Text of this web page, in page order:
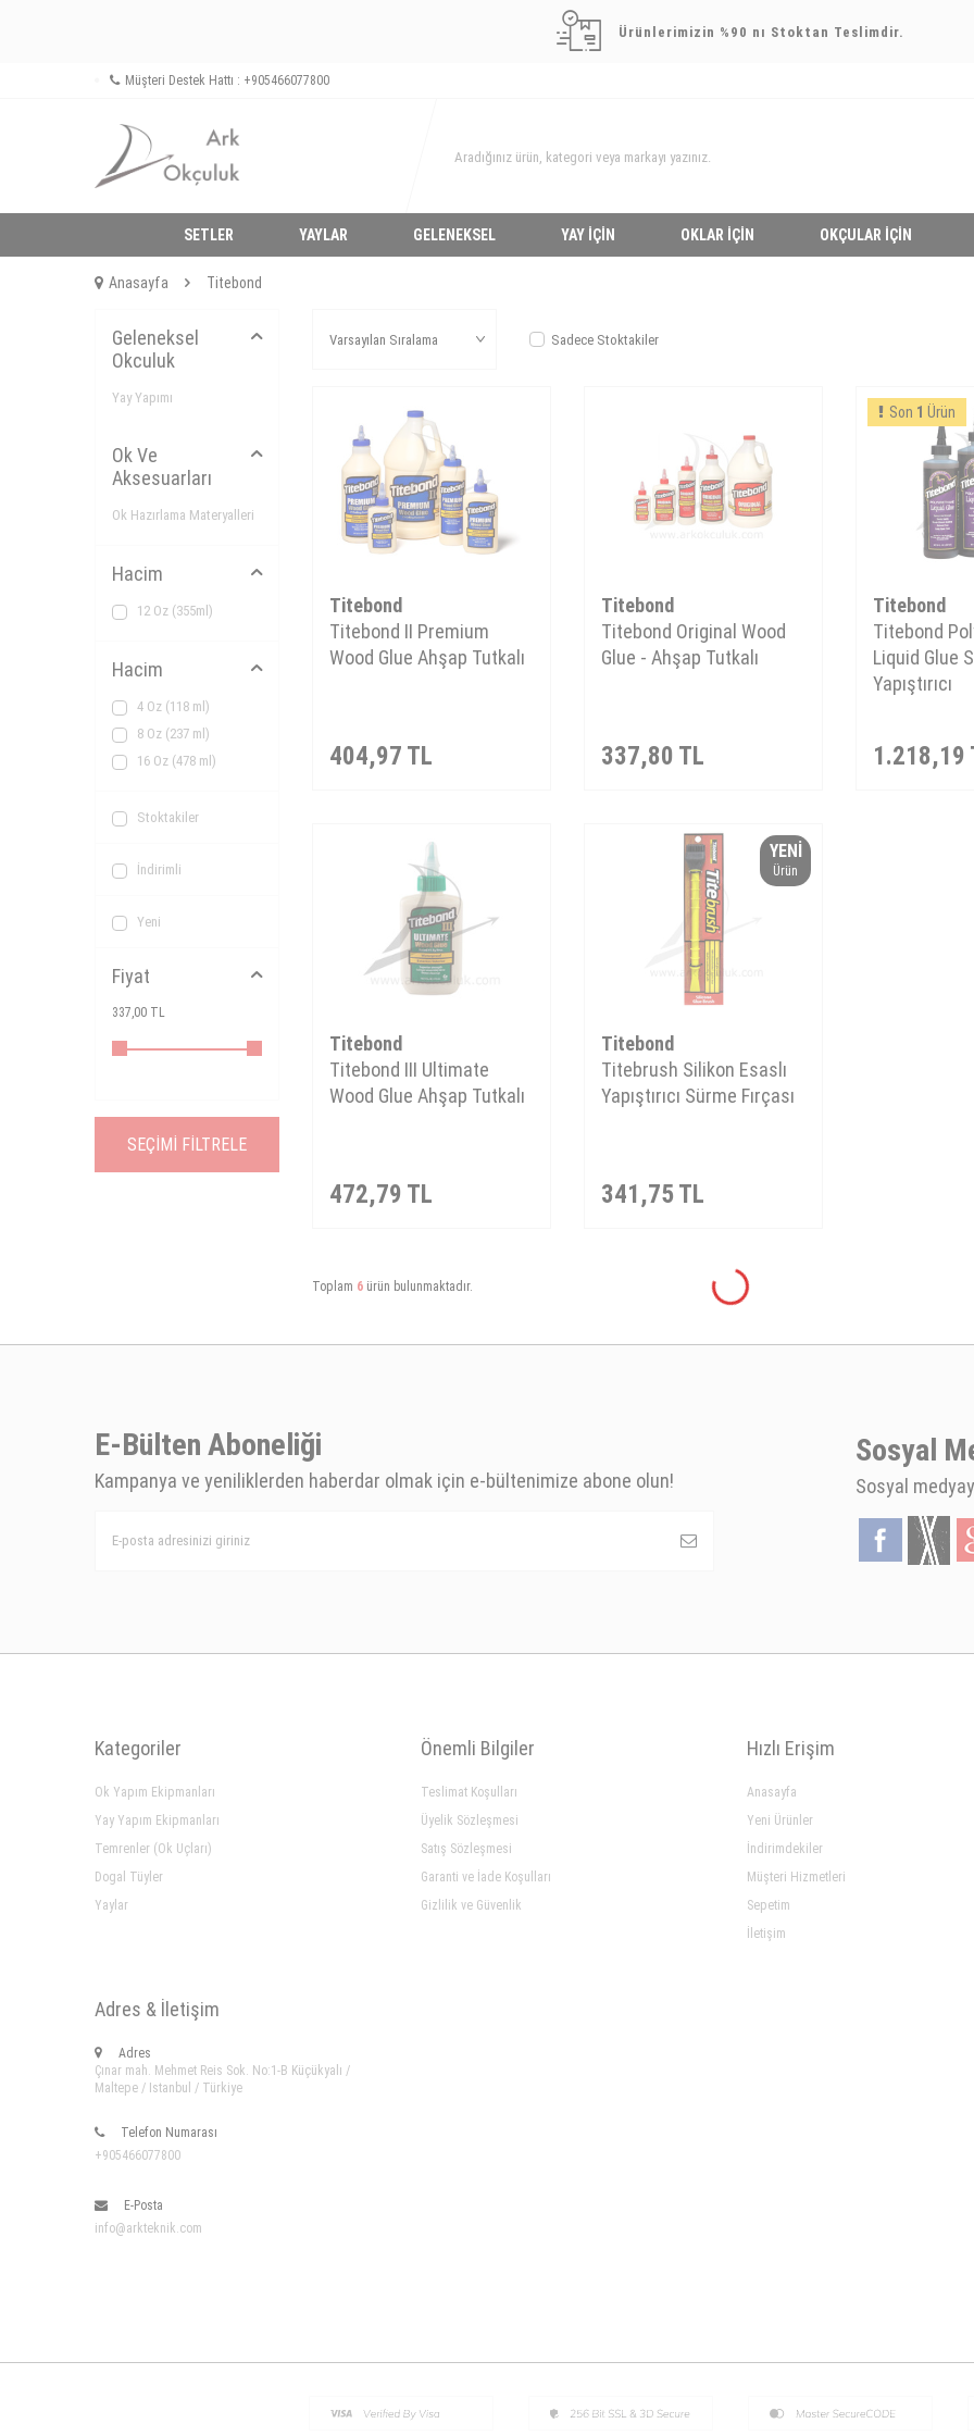
Ürünlerimizin %90 nı Stoktan Teslimdir.
Müşteri Destek Hattı : +905466077800
SETLER YAYLAR GELENEKSEL YAY İÇIN OKLAR İÇIN OKÇULAR İÇIN
Anasayfa Titebond
Geleneksel
Okculuk
Yay Yapımı
Ok Ve
Aksesuarları
Ok Hazırlama Materyalleri
Hacim
12 Oz (355ml)
Hacim
4 Oz (118 ml)
8 Oz (237 ml)
16 Oz (478 ml)
Stoktakiler
İndirimli
Yeni
Fiyat
337,00 TL
SEÇIMI FILTRELE
Sadece Stoktakiler
Titebond
Titebond II Premium
Wood Glue Ahşap Tutkalı
404,97 TL
Titebond
Titebond Original Wood
Glue - Ahşap Tutkalı
337,80 TL
Son 1 Ürün
Titebond
Titebond
Liquid Glue
Yapıştırıcı
1.218,19
Titebond
Titebond III Ultimate
Wood Glue Ahşap Tutkalı
472,79 TL
YENI
Ürün
Titebond
Titebrush Silikon Esaslı
Yapıştırıcı Sürme Fırçası
341,75 TL
Toplam 6 ürün bulunmaktadır.
E-Bülten Aboneliği
Kampanya ve yeniliklerden haberdar olmak için e-bültenimize abone olun!
Sosyal
Sosyal
Kategoriler
Ok Yapım Ekipmanları
Yay Yapım Ekipmanları
Temrenler (Ok Uçları)
Dogal Tüyler
Yaylar
Önemli Bilgiler
Teslimat Koşulları
Üyelik Sözleşmesi
Satış Sözleşmesi
Garanti ve İade Koşulları
Gizlilik ve Güvenlik
Hızlı Erişim
Anasayfa
Yeni Ürünler
İndirimdekiler
Müşteri Hizmetleri
Sepetim
İletişim
Adres & İletişim
Adres
Çınar mah. Mehmet Reis Sok. No:1-B Küçükyalı /
Maltepe / Istanbul / Türkiye
Telefon Numarası
+905466077800
E-Posta
info@arkteknik.com